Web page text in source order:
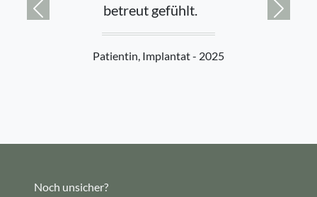
betreut gefühlt.
Patientin, Implantat - 2025
zurück vor
Noch unsicher?